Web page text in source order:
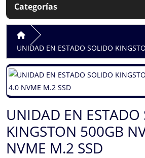
Categorías
UNIDAD EN ESTADO SOLIDO
UNIDAD EN ESTADO
KINGSTON 500GB
NVME M.2 SSD